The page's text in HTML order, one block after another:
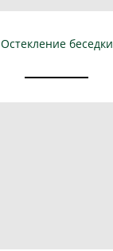
Остекление беседки